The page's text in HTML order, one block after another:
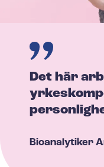
Det här
Bioanalytiker